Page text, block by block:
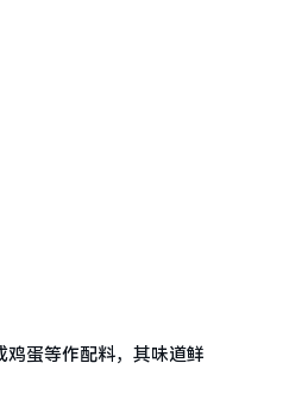
蛋等作配料，其味道鲜